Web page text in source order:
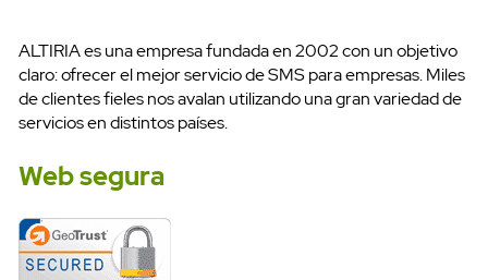
ALTIRIA es una empresa fundada en 2002 con un objetivo
claro: ofrecer el mejor servicio de SMS para empresas. Miles
de clientes fieles nos avalan utilizando una gran variedad de
servicios en distintos países.
Web segura